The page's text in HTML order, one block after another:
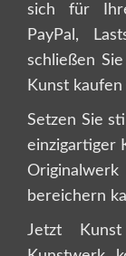
sich für
PayPal,
schließen
Kunst
Setzen Sie
einzigartiger
bereichern
Jetzt